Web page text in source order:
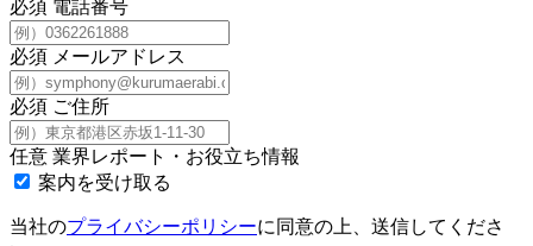
必須 電話番号
必須 メールアドレス
必須 ご住所
任意 業界レポート・お役立ち情報
案内を受け取る
当社のプライバシーポリシーに同意の上、送信してくださ